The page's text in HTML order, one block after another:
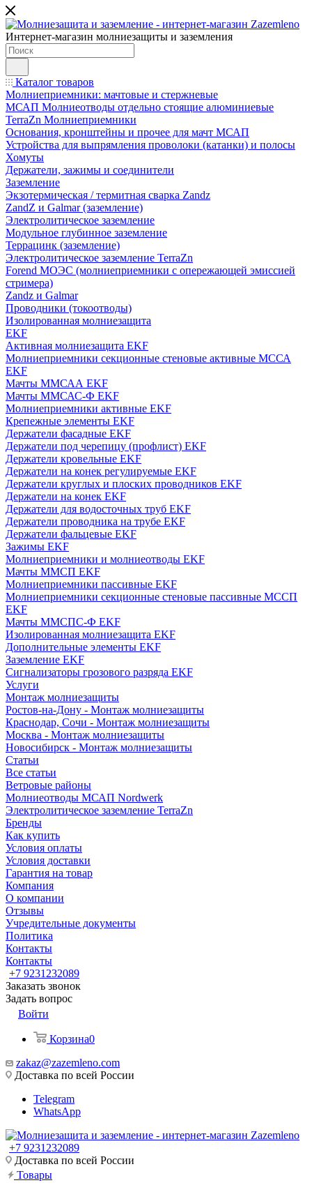
Интернет-магазин молниезащиты и заземления
Каталог товаров
Молниеприемники: мачтовые и стержневые
МСАП Молниеотводы отдельно стоящие алюминиевые
TerraZn Молниеприемники
Основания, кронштейны и прочее для мачт МСАП
Устройства для выпрямления проволоки (катанки) и полосы
Хомуты
Держатели, зажимы и соединители
Заземление
Экзотермическая / термитная сварка Zandz
ZandZ и Galmar (заземление)
Электролитическое заземление
Модульное глубинное заземление
Террацинк (заземление)
Электролитическое заземление TerraZn
Forend МОЭС (молниеприемники с опережающей эмиссией
стримера)
Zandz и Galmar
Проводники (токоотводы)
Изолированная молниезащита
EKF
Активная молниезащита EKF
Молниеприемники секционные стеновые активные МССА
EKF
Мачты ММСАА EKF
Мачты ММСАС-Ф EKF
Молниеприемники активные EKF
Крепежные элементы EKF
Держатели фасадные EKF
Держатели под черепицу (профлист) EKF
Держатели кровельные EKF
Держатели на конек регулируемые EKF
Держатели круглых и плоских проводников EKF
Держатели на конек EKF
Держатели для водосточных труб EKF
Держатели проводника на трубе EKF
Держатели фальцевые EKF
Зажимы EKF
Молниеприемники и молниеотводы EKF
Мачты ММСП EKF
Молниеприемники пассивные EKF
Молниеприемники секционные стеновые пассивные МССП
EKF
Мачты ММСПС-Ф EKF
Изолированная молниезащита EKF
Дополнительные элементы EKF
Заземление EKF
Сигнализаторы грозового разряда EKF
Услуги
Монтаж молниезащиты
Ростов-на-Дону - Монтаж молниезащиты
Краснодар, Сочи - Монтаж молниезащиты
Москва - Монтаж молниезащиты
Новосибирск - Монтаж молниезащиты
Статьи
Все статьи
Ветровые районы
Молниеотводы МСАП Nordwerk
Электролитическое заземление TerraZn
Бренды
Как купить
Условия оплаты
Условия доставки
Гарантия на товар
Компания
О компании
Отзывы
Учредительные документы
Политика
Контакты
Контакты
+7 9231232089
Заказать звонок
Задать вопрос
Войти
Корзина0
zakaz@zazemleno.com
Доставка по всей России
Telegram
WhatsApp
+7 9231232089
Доставка по всей России
Товары